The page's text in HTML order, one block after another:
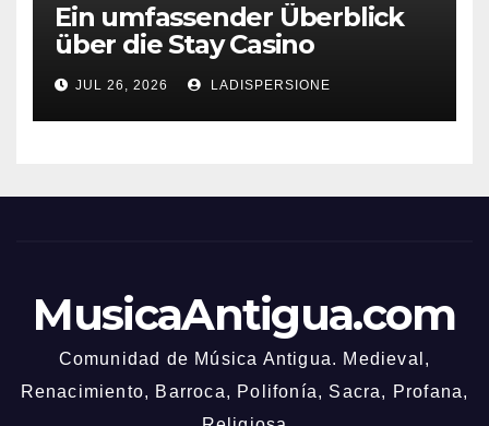
Ein umfassender Überblick
über die Stay Casino
Bonusbedingungen
JUL 26, 2026 LADISPERSIONE
MusicaAntigua.com
Comunidad de Música Antigua. Medieval,
Renacimiento, Barroca, Polifonía, Sacra, Profana,